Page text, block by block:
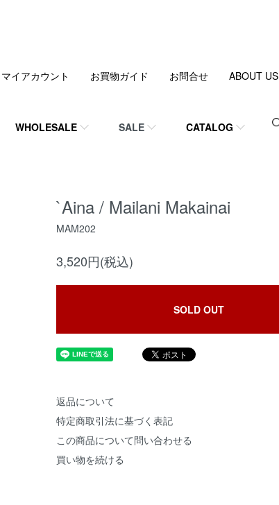
WHOLESALE SALE CATALOG
マイアカウント お買物ガイド お問合せ ABOUT US
`Aina / Mailani Makainai
MAM202
3,520円(税込)
SOLD OUT
返品について
特定商取引法に基づく表記
この商品について問い合わせる
買い物を続ける